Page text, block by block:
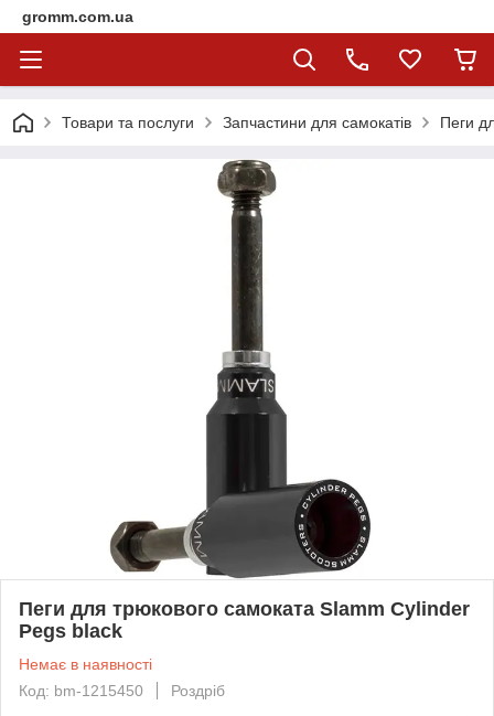
gromm.com.ua
Товари та послуги Запчастини для самокатів Пеги
Пеги для трюкового самоката Slamm Cylinder
Pegs black
Немає в наявності
Код: bm-1215450
Роздріб